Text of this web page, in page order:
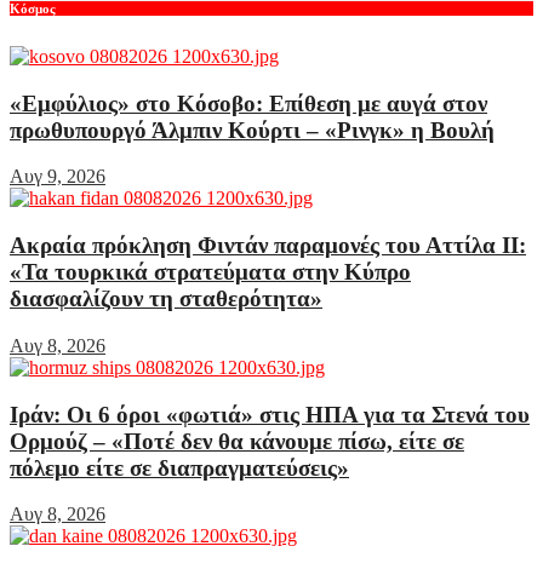
Κόσμος
«Εμφύλιος» στο Κόσοβο: Επίθεση με αυγά στον
πρωθυπουργό Άλμπιν Κούρτι – «Ρινγκ» η Βουλή
Αυγ 9, 2026
Ακραία πρόκληση Φιντάν παραμονές του Αττίλα ΙΙ:
«Τα τουρκικά στρατεύματα στην Κύπρο
διασφαλίζουν τη σταθερότητα»
Αυγ 8, 2026
Ιράν: Οι 6 όροι «φωτιά» στις ΗΠΑ για τα Στενά του
Ορμούζ – «Ποτέ δεν θα κάνουμε πίσω, είτε σε
πόλεμο είτε σε διαπραγματεύσεις»
Αυγ 8, 2026